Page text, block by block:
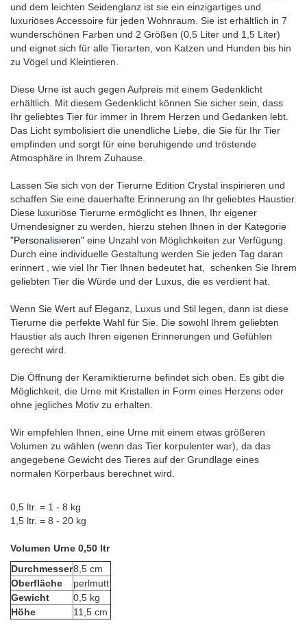
und dem leichten Seidenglanz ist sie ein einzigartiges und
luxuriöses Accessoire für jeden Wohnraum. Sie ist erhältlich in 7
wunderschönen Farben und 2 Größen (0,5 Liter und 1,5 Liter)
und eignet sich für alle Tierarten, von Katzen und Hunden bis hin
zu Vögel und Kleintieren.
Diese Urne ist auch gegen Aufpreis mit einem Gedenklicht
erhältlich. Mit diesem Gedenklicht können Sie sicher sein, dass
Ihr geliebtes Tier für immer in Ihrem Herzen und Gedanken lebt.
Das Licht symbolisiert die unendliche Liebe, die Sie für Ihr Tier
empfinden und sorgt für eine beruhigende und tröstende
Atmosphäre in Ihrem Zuhause.
Lassen Sie sich von der Tierurne Edition Crystal inspirieren und
schaffen Sie eine dauerhafte Erinnerung an Ihr geliebtes Haustier.
Diese luxuriöse Tierurne ermöglicht es Ihnen, Ihr eigener
Urnendesigner zu werden, hierzu stehen Ihnen in der Kategorie
"Personalisieren" eine Unzahl von Möglichkeiten zur Verfügung.
Durch eine individuelle Gestaltung werden Sie jeden Tag daran
erinnert , wie viel Ihr Tier Ihnen bedeutet hat, schenken Sie Ihrem
geliebten Tier die Würde und der Luxus, die es verdient hat.
Wenn Sie Wert auf Eleganz, Luxus und Stil legen, dann ist diese
Tierurne die perfekte Wahl für Sie. Die sowohl Ihrem geliebten
Haustier als auch Ihren eigenen Erinnerungen und Gefühlen
gerecht wird.
Die Öffnung der Keramiktierurne befindet sich oben. Es gibt die
Möglichkeit, die Urne mit Kristallen in Form eines Herzens oder
ohne jegliches Motiv zu erhalten.
Wir empfehlen Ihnen, eine Urne mit einem etwas größeren
Volumen zu wählen (wenn das Tier korpulenter war), da das
angegebene Gewicht des Tieres auf der Grundlage eines
normalen Körperbaus berechnet wird.
0,5 ltr. = 1 - 8 kg
1,5 ltr. = 8 - 20 kg
Volumen Urne 0,50 ltr
Durchmesser8,5 cm
Oberfläche
perlmutt
Gewicht
0,5 kg
Höhe
11,5 cm